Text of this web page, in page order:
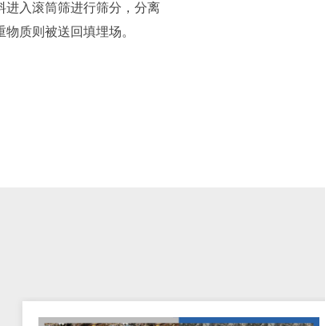
进入滚筒筛进行筛分，分离
质则被送回填埋场。